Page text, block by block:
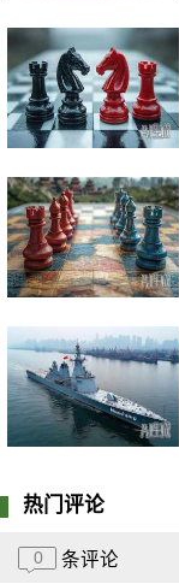
热门评论
0 条评论